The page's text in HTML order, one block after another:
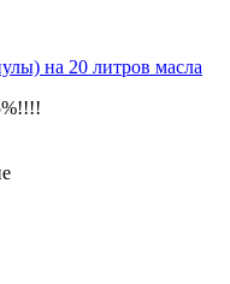
на 20 литров масла